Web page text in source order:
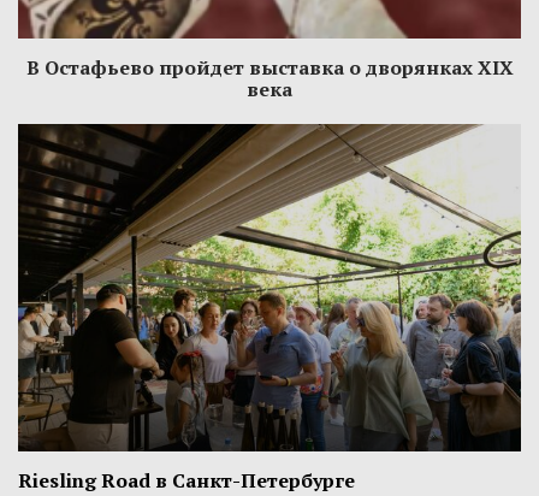
В Остафьево пройдет выставка о дворянках XIX
века
Riesling Road в Санкт-Петербурге